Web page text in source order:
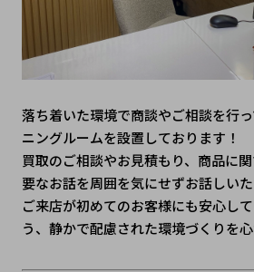
落ち着いた環境で商談やご相談を行
ニングルームを設置しております！
買取のご相談やお見積もり、商品に
要なお話を周囲を気にせずお話しい
ご来店が初めてのお客様にも安心し
う、静かで配慮された環境づくりを